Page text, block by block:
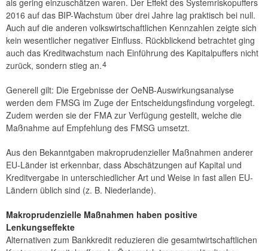
2016 auf das BIP-Wachstum über drei Jahre lag praktisch bei null.
Auch auf die anderen volkswirtschaftlichen Kennzahlen zeigte sich
kein wesentlicher negativer Einfluss. Rückblickend betrachtet ging
auch das Kreditwachstum nach Einführung des Kapitalpuffers nicht
zurück, sondern stieg an.4
Generell gilt: Die Ergebnisse der OeNB-Auswirkungsanalyse
werden dem FMSG im Zuge der Entscheidungsfindung vorgelegt.
Zudem werden sie der FMA zur Verfügung gestellt, welche die
Maßnahme auf Empfehlung des FMSG umsetzt.
Aus den Bekanntgaben makroprudenzieller Maßnahmen anderer
EU-Länder ist erkennbar, dass Abschätzungen auf Kapital und
Kreditvergabe in unterschiedlicher Art und Weise in fast allen EU-
Ländern üblich sind (z. B. Niederlande).
Makroprudenzielle Maßnahmen haben positive
Lenkungseffekte
Alternativen zum Bankkredit reduzieren die gesamtwirtschaftlichen